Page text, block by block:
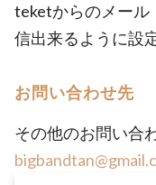
teketからのメール
信出来るように設
お問い合わせ先
その他のお問い合